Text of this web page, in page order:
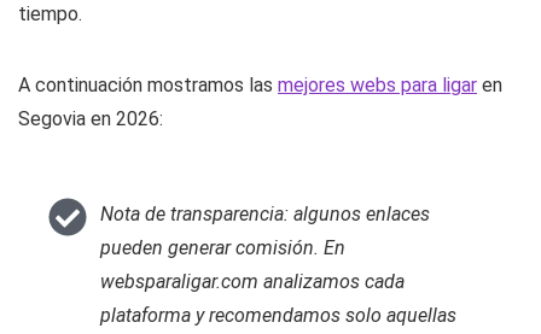
tiempo.
A continuación mostramos las mejores webs para ligar en
Segovia en 2026:
Nota de transparencia: algunos enlaces
pueden generar comisión. En
websparaligar.com analizamos cada
plataforma y recomendamos solo aquellas